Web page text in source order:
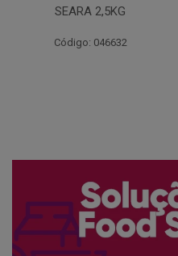
AURORA 5KG
Código: 046371